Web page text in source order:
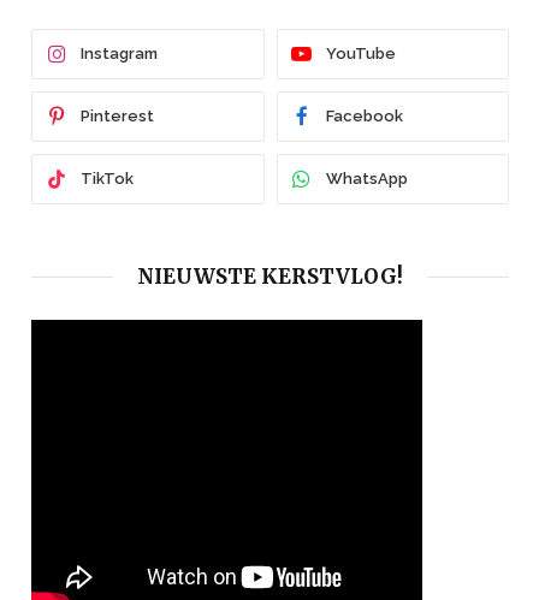
Instagram YouTube
Pinterest Facebook
TikTok WhatsApp
NIEUWSTE KERSTVLOG!